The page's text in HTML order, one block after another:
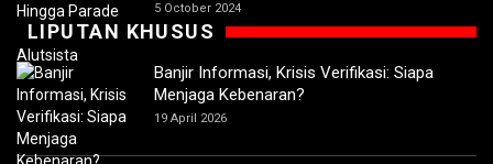
5 October 2024
LIPUTAN KHUSUS
Banjir Informasi, Krisis Verifikasi: Siapa
Menjaga Kebenaran?
19 April 2026